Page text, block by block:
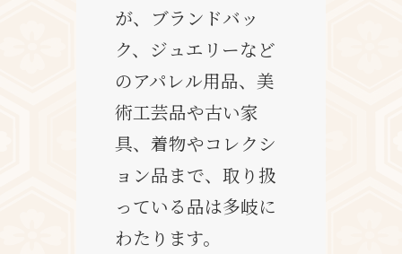
が、ブランドバッ
ク、ジュエリーなど
のアパレル用品、美
術工芸品や古い家
具、着物やコレクシ
ョン品まで、取り扱
っている品は多岐に
わたります。